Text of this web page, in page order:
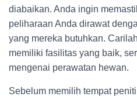
diabaikan. Anda ingin
peliharaan Anda dirawat
yang mereka butuhkan.
memiliki fasilitas yang baik,
mengenai perawatan hewan.
Sebelum memilih tempat